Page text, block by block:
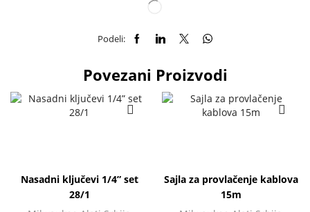
Podeli:
Povezani Proizvodi
Nasadni ključevi 1/4” set
28/1
Sajla za provlačenje kablova
15m